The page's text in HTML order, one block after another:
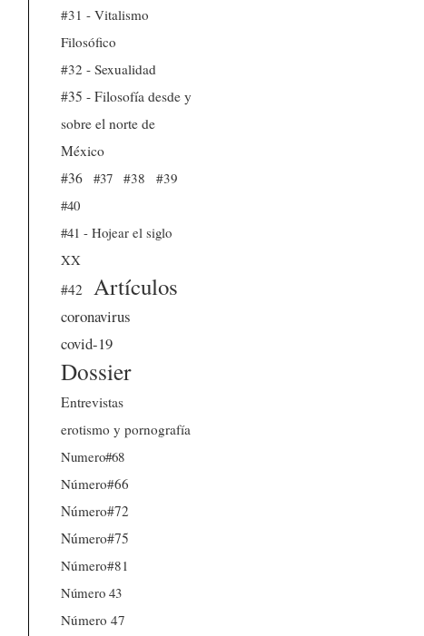
#31 - Vitalismo
Filosófico
#32 - Sexualidad
#35 - Filosofía desde y
sobre el norte de
México
#36
#37 #38
#39
#40
#41 - Hojear el siglo
XX
#42
Artículos
coronavirus
covid-19
Dossier
Entrevistas
erotismo y pornografía
Numero#68
Número#66
Número#72
Número#75
Número#81
Número 43
Número 47